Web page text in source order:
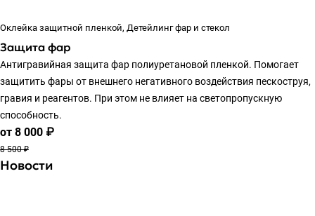
Оклейка защитной пленкой, Детейлинг фар и стекол
Защита фар
Антигравийная защита фар полиуретановой пленкой. Помогает
защитить фары от внешнего негативного воздействия пескоструя,
гравия и реагентов. При этом не влияет на светопропускную
способность.
от 8 000 ₽
8 500 ₽
Новости